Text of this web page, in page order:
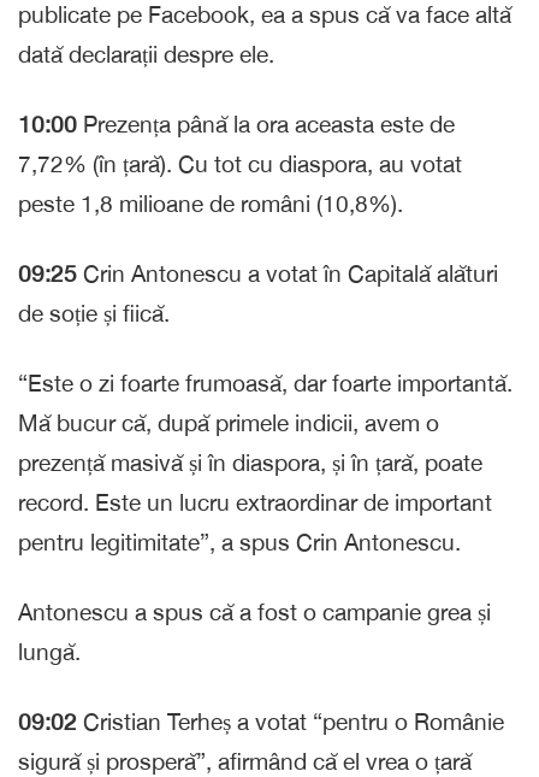
publicate pe Facebook, ea a spus că va face altă
dată declarații despre ele.
10:00 Prezența până la ora aceasta este de
7,72% (în țară). Cu tot cu diaspora, au votat
peste 1,8 milioane de români (10,8%).
09:25 Crin Antonescu a votat în Capitală alături
de soție și fiică.
“Este o zi foarte frumoasă, dar foarte importantă.
Mă bucur că, după primele indicii, avem o
prezență masivă și în diaspora, și în țară, poate
record. Este un lucru extraordinar de important
pentru legitimitate”, a spus Crin Antonescu.
Antonescu a spus că a fost o campanie grea și
lungă.
09:02 Cristian Terheș a votat “pentru o Românie
sigură și prosperă”, afirmând că el vrea o țară